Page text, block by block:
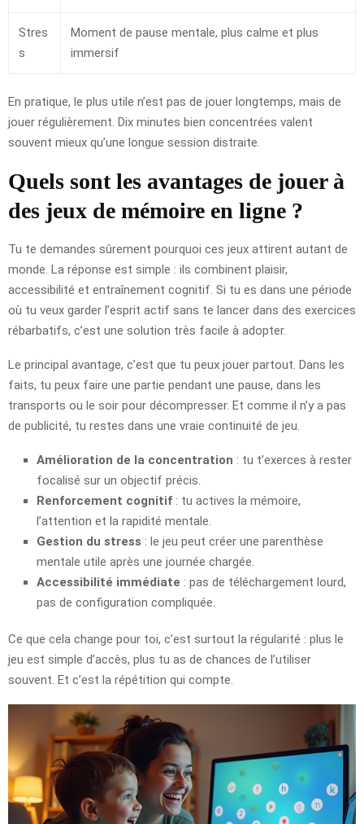
Stres
s
Moment de pause mentale, plus calme et plus
immersif
En pratique, le plus utile n’est pas de jouer longtemps, mais de
jouer régulièrement. Dix minutes bien concentrées valent
souvent mieux qu’une longue session distraite.
Quels sont les avantages de jouer à
des jeux de mémoire en ligne ?
Tu te demandes sûrement pourquoi ces jeux attirent autant de
monde. La réponse est simple : ils combinent plaisir,
accessibilité et entraînement cognitif. Si tu es dans une période
où tu veux garder l’esprit actif sans te lancer dans des exercices
rébarbatifs, c’est une solution très facile à adopter.
Le principal avantage, c’est que tu peux jouer partout. Dans les
faits, tu peux faire une partie pendant une pause, dans les
transports ou le soir pour décompresser. Et comme il n’y a pas
de publicité, tu restes dans une vraie continuité de jeu.
Amélioration de la concentration : tu t’exerces à rester
focalisé sur un objectif précis.
Renforcement cognitif : tu actives la mémoire,
l’attention et la rapidité mentale.
Gestion du stress : le jeu peut créer une parenthèse
mentale utile après une journée chargée.
Accessibilité immédiate : pas de téléchargement lourd,
pas de configuration compliquée.
Ce que cela change pour toi, c’est surtout la régularité : plus le
jeu est simple d’accès, plus tu as de chances de l’utiliser
souvent. Et c’est la répétition qui compte.